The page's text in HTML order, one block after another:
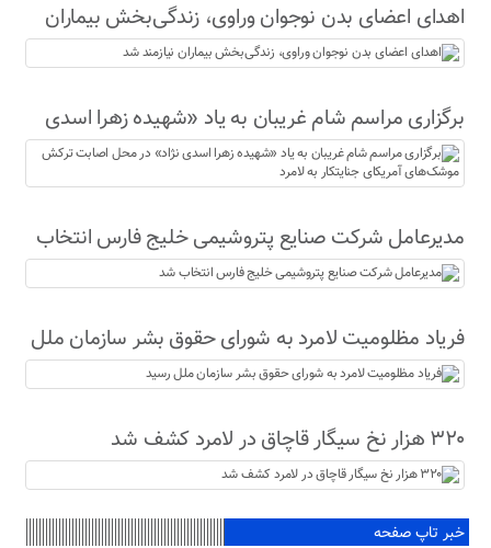
اهدای اعضای بدن نوجوان وراوی، زندگی‌بخش بیماران
نیازمند شد
برگزاری مراسم شام غریبان به یاد «شهیده زهرا اسدی
نژاد» در محل اصابت ترکش موشک‌های آمریکای
جنایتکار به لامرد
مدیرعامل شرکت صنایع پتروشیمی خلیج فارس انتخاب
شد
فریاد مظلومیت لامرد به شورای حقوق بشر سازمان ملل
رسید
۳۲۰ هزار نخ سیگار قاچاق در لامرد کشف شد
خبر تاپ صفحه